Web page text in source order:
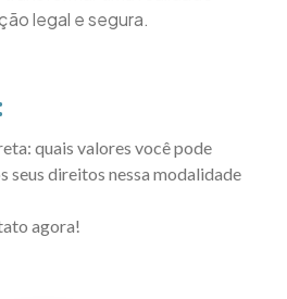
legal e segura.
quais valores você pode
seus direitos nessa modalidade
agora!